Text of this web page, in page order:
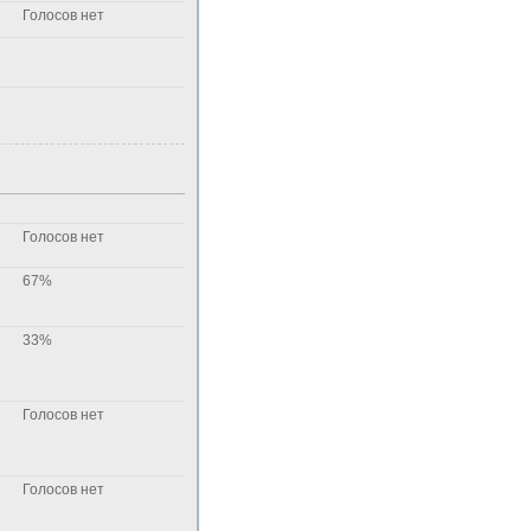
Голосов нет
Голосов нет
67%
33%
Голосов нет
Голосов нет